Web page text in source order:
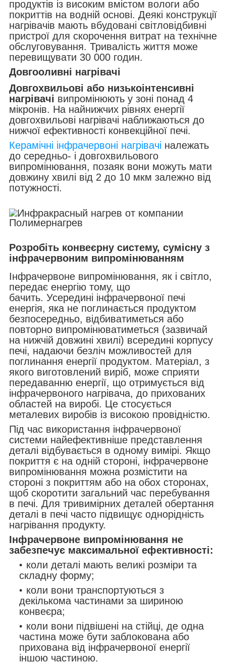
продуктів із високим вмістом вологи або
покриттів на водній основі. Деякі конструкції
нагрівачів мають вбудовані світловідбивні
пристрої для скорочення витрат на технічне
обслуговування. Тривалість життя може
перевищувати 30 000 годин.
Довгооливні нагрівачі
Довгохвильові або низькоінтенсивні
нагрівачі випромінюють у зоні понад 4
мікронів. На найнижчих рівнях енергії
довгохвильові нагрівачі наближаються до
нижчої ефективності конвекційної печі.
Керамічні інфрачервоні нагрівачі належать
до середньо- і довгохвильового
випромінювання, позаяк вони можуть мати
довжину хвилі від 2 до 10 мкм залежно від
потужності.
Розробіть конвеєрну систему, сумісну з
інфрачервоним випромінюванням
Інфрачервоне випромінювання, як і світло,
передає енергію тому, що
бачить. Усередині інфрачервоної печі
енергія, яка не поглинається продуктом
безпосередньо, відбиватиметься або
повторно випромінюватиметься (зазвичай
на нижчій довжині хвилі) всередині корпусу
печі, надаючи безліч можливостей для
поглинання енергії продуктом. Матеріал, з
якого виготовлений виріб, може сприяти
передаванню енергії, що отримується від
інфрачервоного нагрівача, до прихованих
областей на виробі. Це стосується
металевих виробів із високою провідністю.
Під час використання інфрачервоної
системи найефективніше представлення
деталі відбувається в одному вимірі. Якщо
покриття є на одній стороні, інфрачервоне
випромінювання можна розмістити на
стороні з покриттям або на обох сторонах,
щоб скоротити загальний час перебування
в печі. Для тривимірних деталей обертання
деталі в печі часто підвищує однорідність
нагрівання продукту.
Інфрачервоне випромінювання не
забезпечує максимальної ефективності:
коли деталі мають великі розміри та
складну форму;
коли вони транспортуються з
декількома частинами за шириною
конвеєра;
коли вони підвішені на стійці, де одна
частина може бути заблокована або
прихована від інфрачервоної енергії
іншою частиною.